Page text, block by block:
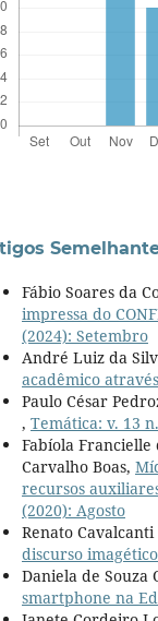
Fábio Soares da
impressa do
(2024): Setembro
André Luiz da
acadêmico
Paulo César
, Temática: v. 13
Fabíola Francielle
Carvalho Boas,
recursos
(2020): Agosto
Renato
discurso
Daniela de Souza
smartphone na